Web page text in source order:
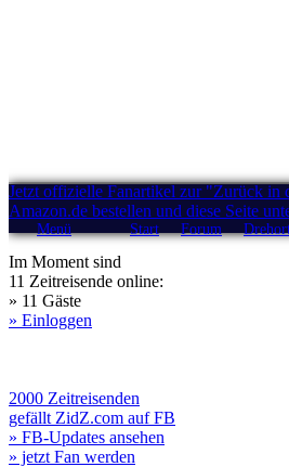
Jetzt offizielle Fanartikel zur "Zurück in
Amazon.de bestellen und diese Seite
Menü Start Forum
Im Moment sind
11 Zeitreisende online:
» 11 Gäste
» Einloggen
2000 Zeitreisenden
gefällt ZidZ.com auf FB
» FB-Updates ansehen
» jetzt Fan werden